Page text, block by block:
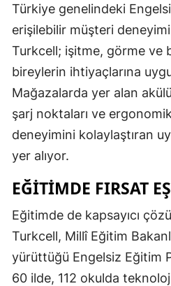
Türkiye genelindeki
erişilebilir müşteri
Turkcell; işitme, görme ve
bireylerin ihtiyaçlarına
Mağazalarda yer alan
şarj noktaları ve ergonomik
deneyimini kolaylaştıran
yer alıyor.
EĞITIMDE FIRSAT
Eğitimde de kapsayıcı
Turkcell, Millî Eğitim
yürüttüğü Engelsiz Eğitim
60 ilde, 112 okulda